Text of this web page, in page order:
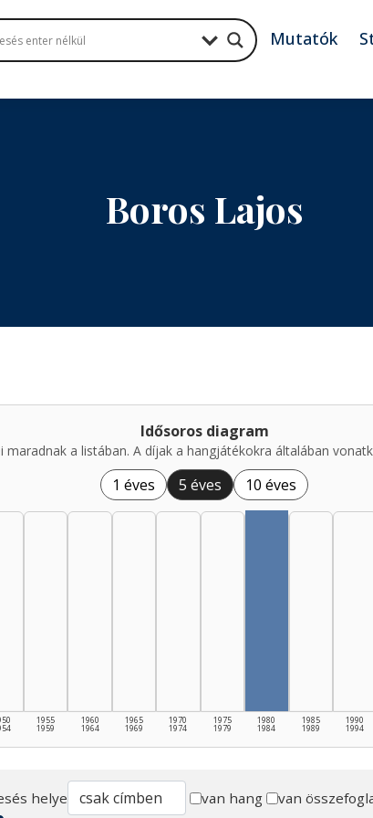
Mutatók
Boros Lajos
Idősoros diagram
a listában. A díjak a hangjátékokra általában
1 éves 5 éves 10 éves
1955
1959
1960
1964
1965
1969
1970
1974
1975
1979
1980
1984
1985
1989
1990
1994
helye van hang van